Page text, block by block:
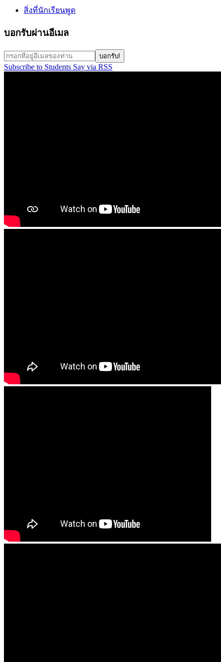
สิ่งที่นักเรียนพูด
บอกรับผ่านอีเมล
Subscribe to Students Say via RSS